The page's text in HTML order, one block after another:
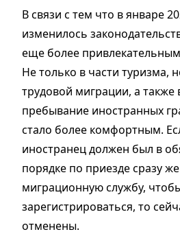
В связи с тем что в январе
изменилось
еще более
Не только в части туризма,
трудовой миграции, а также
пребывание иностранных
стало более комфортным.
иностранец должен был в
порядке по приезде сразу
миграционную службу,
зарегистрироваться, то
отменены.